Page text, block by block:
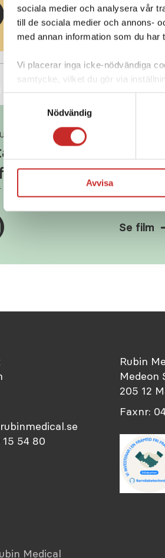
sociala medier och analysera vår
till de sociala medier och annons-
med annan information som du
Vi placerar inga icke-nödvändiga
samtycke, vilket du gör via
nedre vänstra hörnet av din
nödvändiga för webbplatsens
Nödvändig
Avvisa
Besök och ladda ner här
information om
-
personlig
i din Tandem t:slim
insulinpump
Se film
54 80
Rubin
Medeon
205 12
Faxnr:
Medical